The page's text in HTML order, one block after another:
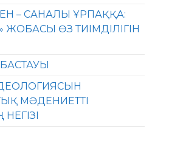
– САНАЛЫ ҰРПАҚҚА:
ЖОБАСЫ ӨЗ ТИІМДІЛІГІН
МӘДЕНИЕТТІ